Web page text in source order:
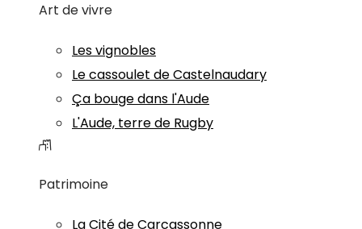
Art de vivre
Les vignobles
Le cassoulet de Castelnaudary
Ça bouge dans l'Aude
L'Aude, terre de Rugby
Patrimoine
La Cité de Carcassonne